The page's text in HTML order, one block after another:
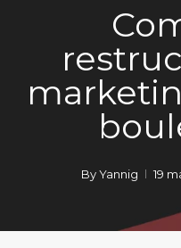
ByYannig 19